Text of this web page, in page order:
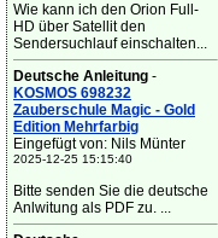
Wie kann ich den Orion Full-
HD über Satellit den
Sendersuchlauf einschalten...
Deutsche Anleitung -
KOSMOS 698232
Zauberschule Magic - Gold
Edition Mehrfarbig
Eingefügt von: Nils Münter
2025-12-25 15:15:40
Bitte senden Sie die deutsche
Anlwitung als PDF zu. ...